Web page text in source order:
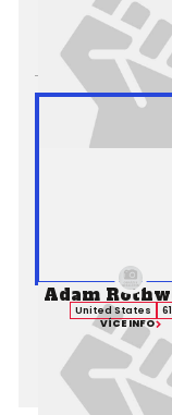
Výsledek:
Adam
United States
VÍCE INFO
Výsledek: